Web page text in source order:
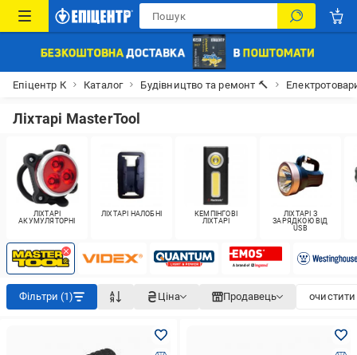
Епіцентр К Каталог Будівництво та ремонт 🔨
Ліхтарі MasterTool
ЛІХТАРІ
АКУМУЛЯТОРНІ
ЛІХТАРІ НАЛОБНІ
КЕМПІНГОВІ
ЛІХТАРІ
ЛІХТАРІ З
ЗАРЯДКОЮ ВІД
USB
Фільтри (1) Ціна Продавець очистити